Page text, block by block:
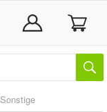
Sonstige